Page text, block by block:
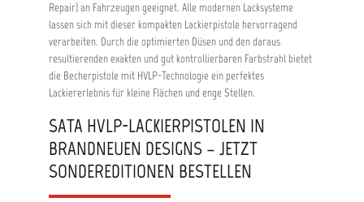
Repair) an Fahrzeugen geeignet. Alle modernen Lacksysteme
lassen sich mit dieser kompakten Lackierpistole hervorragend
verarbeiten. Durch die optimierten Düsen und den daraus
resultierenden exakten und gut kontrollierbaren Farbstrahl bietet
die Becherpistole mit HVLP-Technologie ein perfektes
Lackiererlebnis für kleine Flächen und enge Stellen.
SATA HVLP-LACKIERPISTOLEN IN
BRANDNEUEN DESIGNS – JETZT
SONDEREDITIONEN BESTELLEN